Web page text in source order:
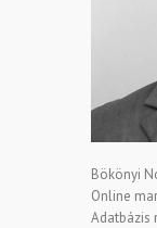
Bökönyi
Online
Adatbázis